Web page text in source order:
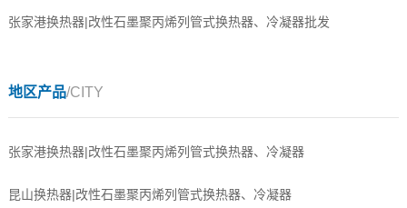
张家港换热器|改性石墨聚丙烯列管式换热器、冷凝器批发
地区产品/CITY
张家港换热器|改性石墨聚丙烯列管式换热器、冷凝器
昆山换热器|改性石墨聚丙烯列管式换热器、冷凝器